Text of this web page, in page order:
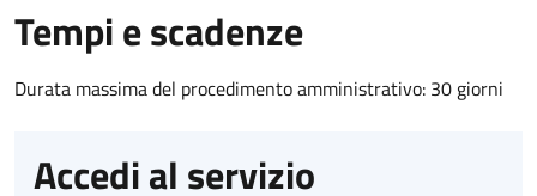
Tempi e scadenze
Durata massima del procedimento amministrativo: 30 giorni
Accedi al servizio